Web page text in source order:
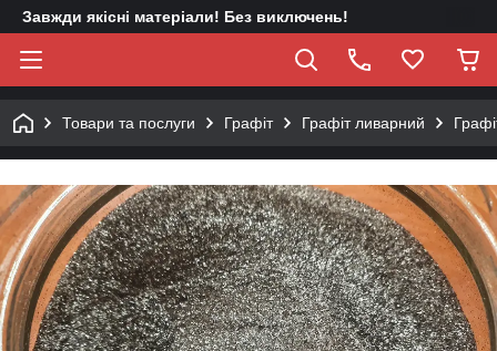
Завжди якісні матеріали! Без виключень!
Товари та послуги Графіт Графіт ливарний